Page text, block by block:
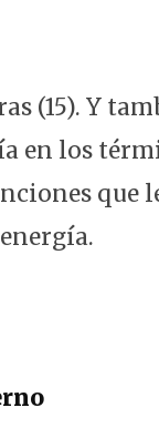
(15). Y
en los
que